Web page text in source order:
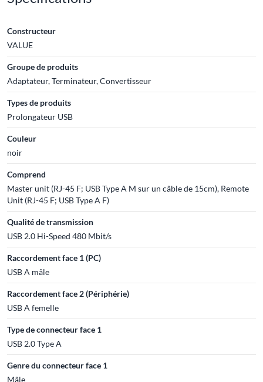
Constructeur
VALUE
Groupe de produits
Adaptateur, Terminateur, Convertisseur
Types de produits
Prolongateur USB
Couleur
noir
Comprend
Master unit (RJ-45 F; USB Type A M sur un câble de 15cm), Remote
Unit (RJ-45 F; USB Type A F)
Qualité de transmission
USB 2.0 Hi-Speed 480 Mbit/s
Raccordement face 1 (PC)
USB A mâle
Raccordement face 2 (Périphérie)
USB A femelle
Type de connecteur face 1
USB 2.0 Type A
Genre du connecteur face 1
Mâle